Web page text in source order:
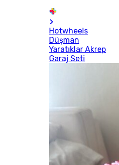
Hotwheels
Düşman
Yaratıklar Akrep
Garaj Seti